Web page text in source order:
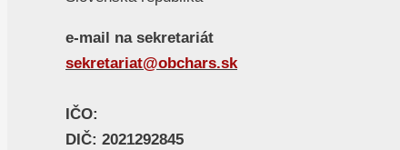
e-mail na sekretariát
sekretariat@obchars.sk
IČO:
DIČ: 2021292845